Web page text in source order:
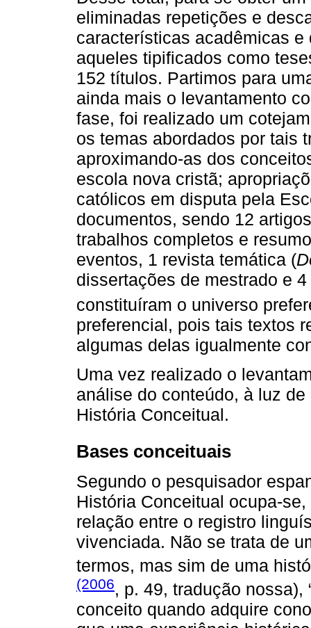
eliminadas repetições e
características acadêmicas
aqueles tipificados como
152 títulos. Partimos para
ainda mais o levantamento
fase, foi realizado um
os temas abordados por tais
aproximando-as dos
escola nova cristã;
católicos em disputa pela
documentos, sendo 12
trabalhos completos e
eventos, 1 revista temática (
dissertações de mestrado e
constituíram o universo
preferencial, pois tais textos
algumas delas igualmente
Uma vez realizado o
análise do conteúdo, à luz
História Conceitual.
Bases conceituais
Segundo o pesquisador
História Conceitual ocupa-
relação entre o registro
vivenciada. Não se trata de
termos, mas sim de uma
(2006, p. 49, tradução nossa),
conceito quando adquire